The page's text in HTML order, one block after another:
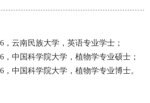
， 云南民族大学，英语专业学士；
， 中国科学院大学，植物学专业硕士；
， 中国科学院大学，植物学专业博士。